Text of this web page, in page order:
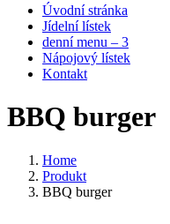
Úvodní stránka
Jídelní lístek
denní menu – 3
Nápojový lístek
Kontakt
BBQ burger
Home
Produkt
BBQ burger